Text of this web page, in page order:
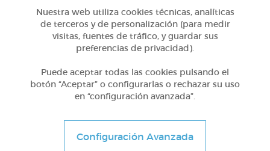
Otros
Sílabas trabadas
Nuestra web utiliza cookies técnicas, analíticas
de terceros y de personalización (para medir
visitas, fuentes de tráfico, y guardar sus
preferencias de privacidad).
Puede aceptar todas las cookies pulsando el
botón “Aceptar” o configurarlas o rechazar su uso
en “configuración avanzada”.
Configuración Avanzada